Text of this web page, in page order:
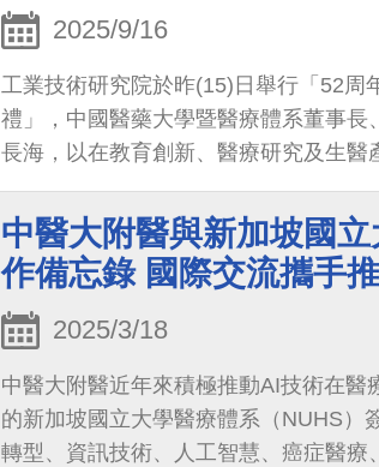
2025/9/16
工業技術研究院於昨(15)日舉行「52周
禮」，中國醫藥大學暨醫療體系董事
長海，以在教育創新、醫療研究及生醫
院士」殊榮，由副總統蕭美琴親自授
與研發領域的深耕，中醫大附醫不僅屢
因癌症與AI醫療研發上，為台灣生醫產
中醫大附醫與新加坡國
作備忘錄 國際交流攜手
2025/3/18
中醫大附醫近年來積極推動AI技術在醫
的新加坡國立大學醫療體系（NUHS）
轉型、資訊技術、人工智慧、癌症醫療